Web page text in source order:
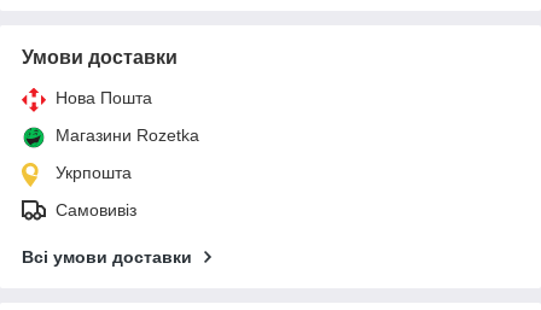
Умови доставки
Нова Пошта
Магазини Rozetka
Укрпошта
Самовивіз
Всі умови доставки